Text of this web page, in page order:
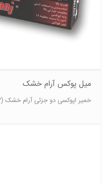
میل پوکس آرام خشک
خمیر اپوکسی دو جزئی آرام خشک (2ساعته)